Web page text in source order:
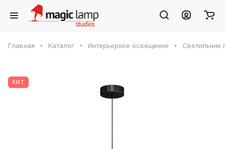
Главная Каталог Интерьерное освещение Светильник
ХИТ